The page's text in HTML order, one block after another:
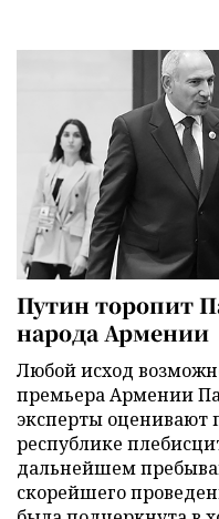
Путин торопит
народа Армении
Любой исход
премьера Армении
эксперты оценивают
республике
дальнейшем
скорейшего